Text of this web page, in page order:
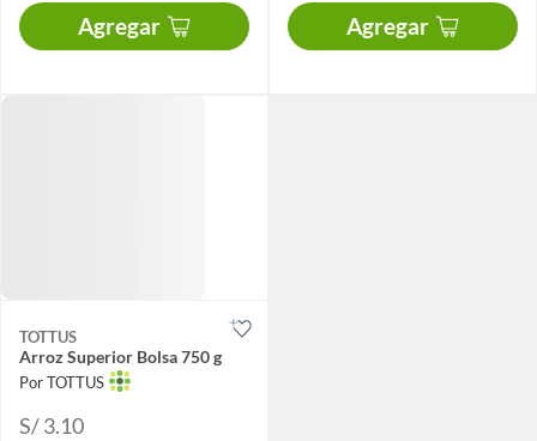
Agregar Agregar
TOTTUS
Arroz Superior Bolsa 750 g
Por TOTTUS
S/ 3.10